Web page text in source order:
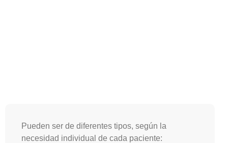
Pueden ser de diferentes tipos, según la
necesidad individual de cada paciente: